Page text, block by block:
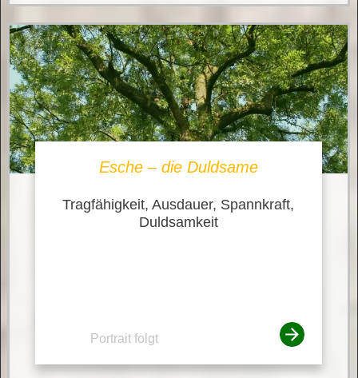
Esche – die Duldsame
Tragfähigkeit, Ausdauer, Spannkraft,
Duldsamkeit
Portrait folgt